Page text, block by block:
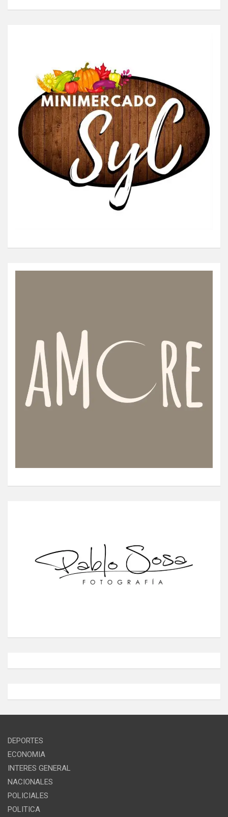
DEPORTES
ECONOMIA
INTERES GENERAL
NACIONALES
POLICIALES
POLITICA